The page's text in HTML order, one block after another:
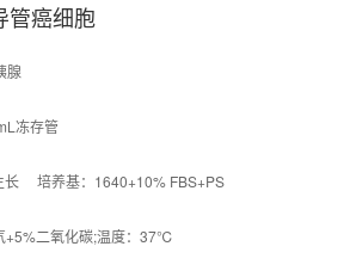
管癌细胞
腺
冻存管
长 培养基：1640+10% FBS+PS
+5%二氧化碳;温度：37℃